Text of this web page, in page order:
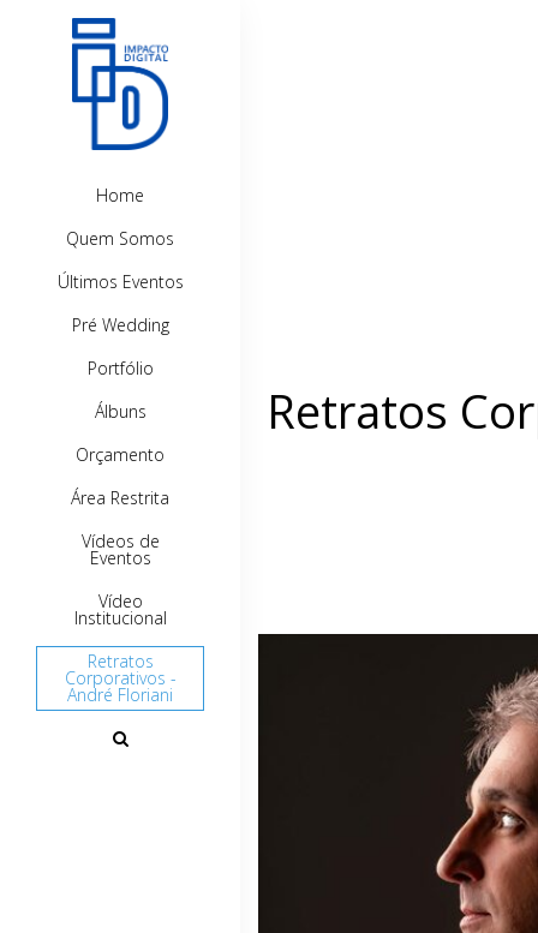
Home
Quem Somos
Últimos Eventos
Pré Wedding
Portfólio
Álbuns
Orçamento
Área Restrita
Vídeos de
Eventos
Vídeo
Institucional
Retratos
Corporativos -
André Floriani
Retratos